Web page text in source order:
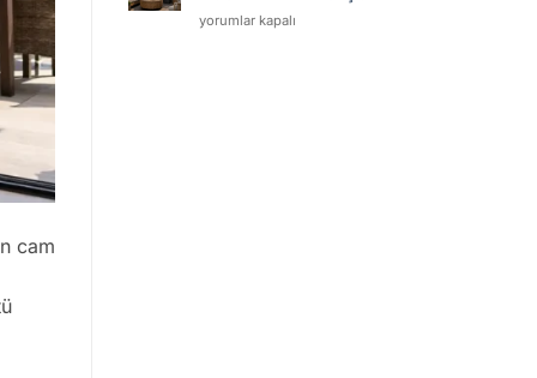
cam
Nelerdir?
Balkon
yorumlar kapalı